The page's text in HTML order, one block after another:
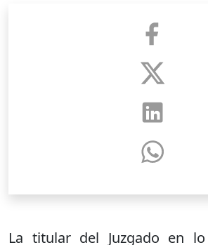
La titular del Juzgado en lo